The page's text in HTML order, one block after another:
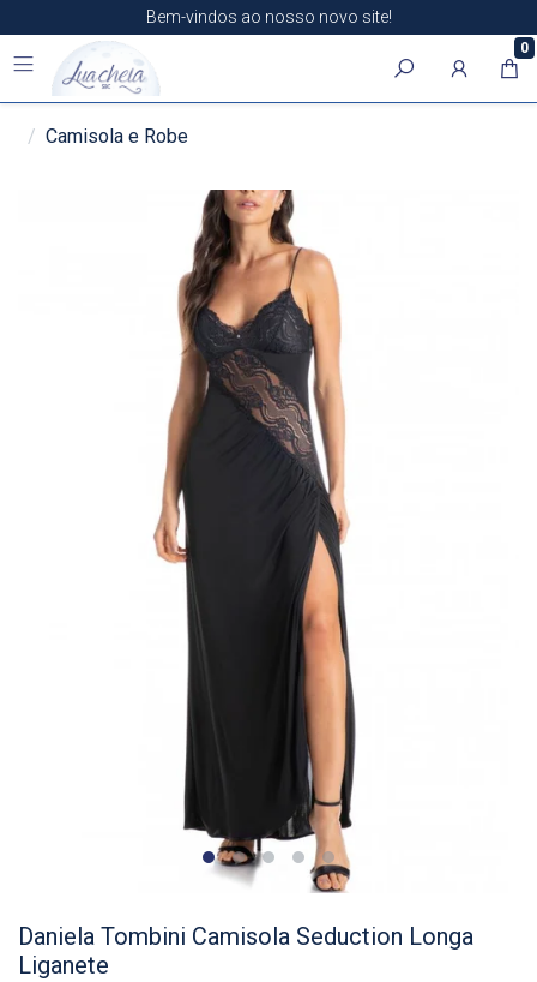
Bem-vindos ao nosso novo site!
0
Camisola e Robe
Daniela Tombini Camisola Seduction Longa
Liganete